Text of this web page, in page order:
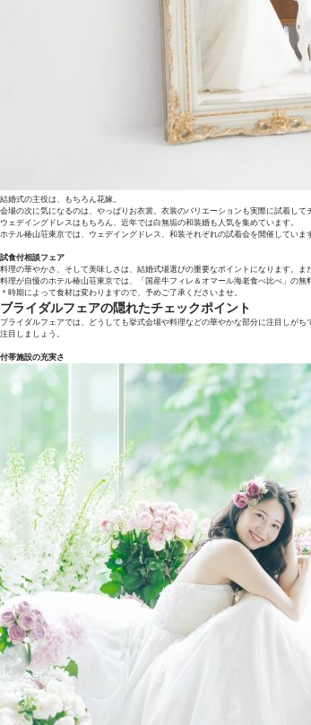
結婚式の主役は、もちろん花嫁。
会場の次に気になるのは、やっぱりお衣裳。衣装のバリエーションも実際に試着して
ウェデイングドレスはもちろん、近年では白無垢の和装婚も人気を集めています。
ホテル椿山荘東京では、ウェデイングドレス、和装それぞれの試着会を開催していま
試食付相談フェア
料理の華やかさ、そして美味しさは、結婚式場選びの重要なポイントになります。ま
料理が自慢のホテル椿山荘東京では、「国産牛フィレ＆オマール海老食べ比べ」の
＊時期によって食材は変わりますので、予めご了承くださいませ。
ブライダルフェアの隠れたチェックポイント
ブライダルフェアでは、どうしても挙式会場や料理などの華やかな部分に注目しが
注目しましょう。
付帯施設の充実さ